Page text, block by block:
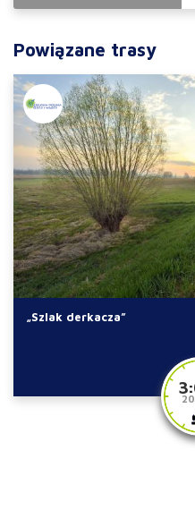
Powiązane trasy
„Szlak derkacza”